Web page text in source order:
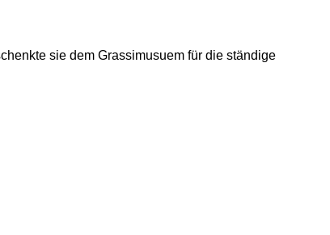
sie dem Grassimusuem für die ständige